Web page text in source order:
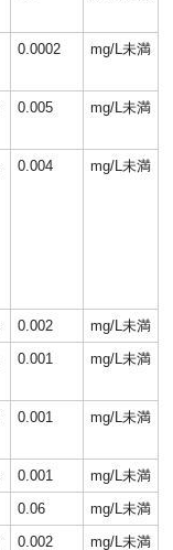
0.0002 mg/L未満
0.005 mg/L未満
0.004 mg/L未満
0.002
mg/L未満
0.001 mg/L未満
0.001 mg/L未満
0.001
mg/L未満
0.06
mg/L未満
0.002 mg/L未満